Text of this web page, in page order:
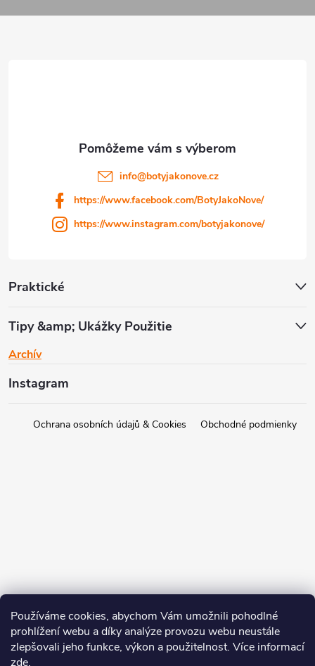
Používáme cookies, abychom Vám umožnili pohodlné
prohlížení webu a díky analýze provozu webu neustále
zlepšovali jeho funkce, výkon a použitelnost. Více informací
zde.
Praktické
Tipy &amp; Ukážky Použitie
Archív
info@botyjakonove.cz
https://www.facebook.com/BotyJakoNove/
https://www.instagram.com/botyjakonove/
Instagram
Ochrana osobních údajů & Cookies Obchodné podmienky